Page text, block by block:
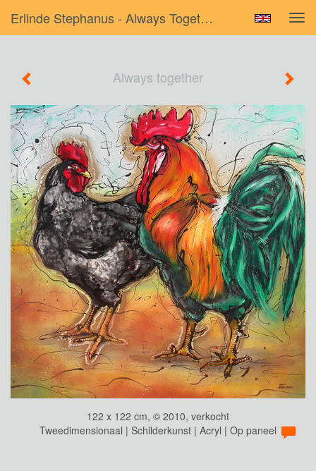
Erlinde Stephanus - Always Together
Always together
122 x 122 cm, © 2010, verkocht
Tweedimensionaal | Schilderkunst | Acryl | Op paneel